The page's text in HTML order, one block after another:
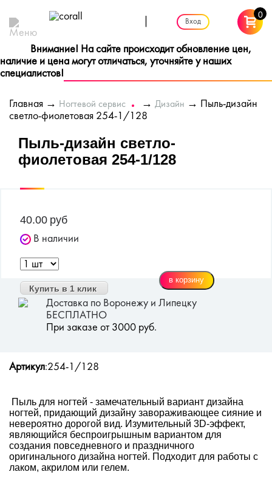
Вход
0
Внимание! На сайте происходит обновление цен,
наличие и цена могут отличаться, уточняйте у наших
специалистов!
Главная→ Ногтевой сервис → Дизайн → Пыль-дизайн
светло-фиолетовая 254-1/128
Пыль-дизайн светло-
фиолетовая 254-1/128
40.00 руб
В наличии
Купить в 1 клик
Доставка по Воронежу и Липецку
БЕСПЛАТНО
При заказе от 3000 руб.
Артикул:254-1/128
Пыль для ногтей - замечательный вариант дизайна
ногтей, придающий дизайну завораживающее сияние и
невероятно дорогой вид. Изумительный 3D-эффект,
являющийся беспроигрышным вариантом для
создания повседневного и праздничного
оригинального дизайна ногтей. Подходит для работы с
лаком, акрилом или гелем.